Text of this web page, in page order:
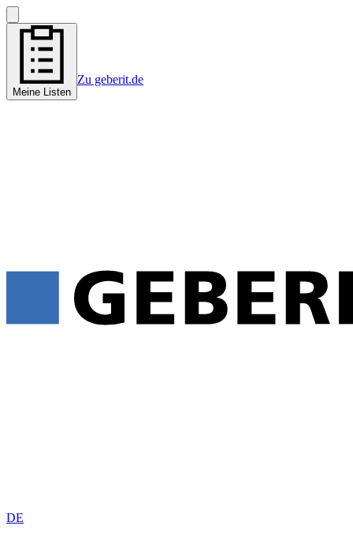
Meine Listen
Zu geberit.de
DE